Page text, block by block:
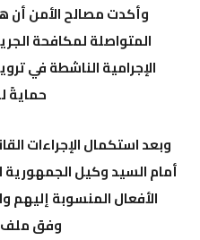
وأكدت مصالح الأمن أن
المتواصلة لمكافحة
الإجرامية الناشطة في
حمايةً
وبعد استكمال الإجراءات
أمام السيد وكيل
الأفعال المنسوبة إليهم
وفق ملف